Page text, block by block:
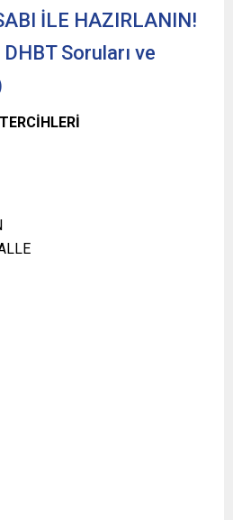
İLE HAZIRLANIN!
Soruları ve